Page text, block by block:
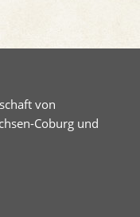
von
Coburg und